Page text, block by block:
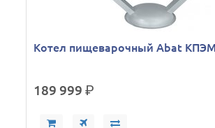
Котел пищеварочный Abat
189 999р.